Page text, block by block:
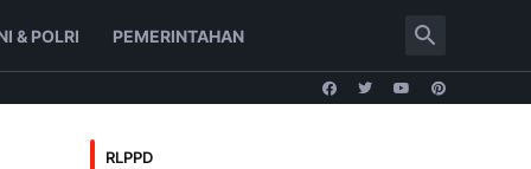
& POLRI PEMERINTAHAN
RLPPD